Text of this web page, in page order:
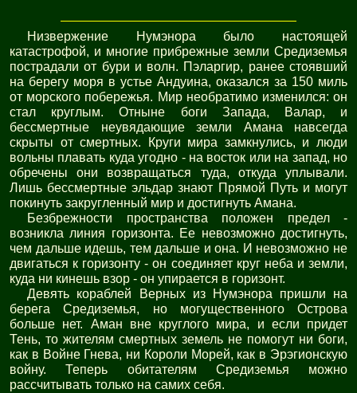
Низвержение Нумэнора было настоящей
катастрофой, и многие прибрежные земли Средиземья
пострадали от бури и волн. Пэларгир, ранее стоявший
на берегу моря в устье Андуина, оказался за 150 миль
от морского побережья. Мир необратимо изменился: он
стал круглым. Отныне боги Запада, Валар, и
бессмертные неувядающие земли Амана навсегда
скрыты от смертных. Круги мира замкнулись, и люди
вольны плавать куда угодно - на восток или на запад, но
обречены они возвращаться туда, откуда уплывали.
Лишь бессмертные эльдар знают Прямой Путь и могут
покинуть закругленный мир и достигнуть Амана.
Безбрежности пространства положен предел -
возникла линия горизонта. Ее невозможно достигнуть,
чем дальше идешь, тем дальше и она. И невозможно не
двигаться к горизонту - он соединяет круг неба и земли,
куда ни кинешь взор - он упирается в горизонт.
Девять кораблей Верных из Нумэнора пришли на
берега Средиземья, но могущественного Острова
больше нет. Аман вне круглого мира, и если придет
Тень, то жителям смертных земель не помогут ни боги,
как в Войне Гнева, ни Короли Морей, как в Эрэгионскую
войну. Теперь обитателям Средиземья можно
рассчитывать только на самих себя.